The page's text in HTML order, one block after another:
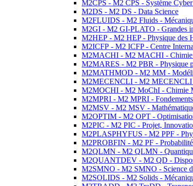
M2CPS - M2 CPS - Système
M2DS - M2 DS - Data Science
M2FLUIDS - M2 Fluids -
M2GI - M2 GI-PLATO - Grandes
M2HEP - M2 HEP - Physique des
M2ICFP - M2 ICFP - Centre
M2MACHI - M2 MACHI - Chimie
M2MARES - M2 PBR - Physique
M2MATHMOD - M2 MM -
M2MECENCLI - M2 MECENCLI
M2MOCHI - M2 MoChI - Chimie
M2MPRI - M2 MPRI -
M2MSV - M2 MSV -
M2OPTIM - M2 OPT -
M2PIC - M2 PIC - Projet,
M2PLASPHYFUS - M2 PPF -
M2PROBFIN - M2 PF -
M2QLMN - M2 QLMN -
M2QUANTDEV - M2 QD -
M2SMNO - M2 SMNO - Science
M2SOLIDS - M2 Solids -